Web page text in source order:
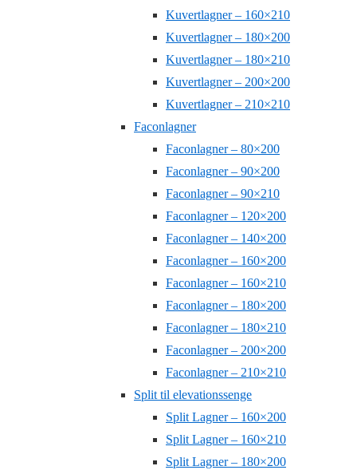
Kuvertlagner – 160×210
Kuvertlagner – 180×200
Kuvertlagner – 180×210
Kuvertlagner – 200×200
Kuvertlagner – 210×210
Faconlagner
Faconlagner – 80×200
Faconlagner – 90×200
Faconlagner – 90×210
Faconlagner – 120×200
Faconlagner – 140×200
Faconlagner – 160×200
Faconlagner – 160×210
Faconlagner – 180×200
Faconlagner – 180×210
Faconlagner – 200×200
Faconlagner – 210×210
Split til elevationssenge
Split Lagner – 160×200
Split Lagner – 160×210
Split Lagner – 180×200